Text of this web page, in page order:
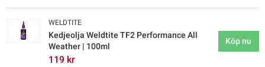
WELDTITE
Kedjeolja Weldtite TF2 Performance All
Weather | 100ml
119 kr
Köp nu